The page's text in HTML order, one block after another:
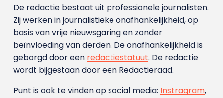
De redactie bestaat uit professionele journalisten.
Zij werken in journalistieke onafhankelijkheid, op
basis van vrije nieuwsgaring en zonder
beïnvloeding van derden. De onafhankelijkheid is
geborgd door een redactiestatuut. De redactie
wordt bijgestaan door een Redactieraad.
Punt is ook te vinden op social media: Instragram,